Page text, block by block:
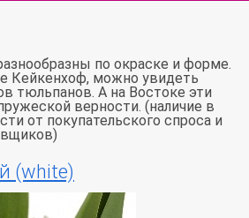
по окраске и форме.
Кейкенхоф, можно увидеть
тюльпанов. А на Востоке эти
верности. (наличие в
от покупательского спроса и
(white)